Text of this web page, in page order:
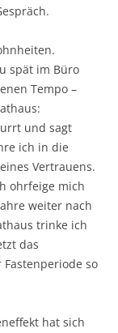
spät im Büro
Tempo –
und sagt
ich in die
Vertrauens.
ohrfeige mich
weiter nach
trinke ich
das
so
hat sich